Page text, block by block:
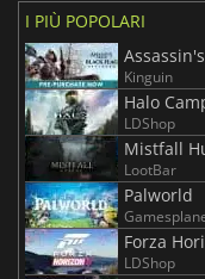
I PIÙ POPOLARI
Kinguin
Halo
LDShop
Mistfall
LootBar
Palworld
Forza
LDShop